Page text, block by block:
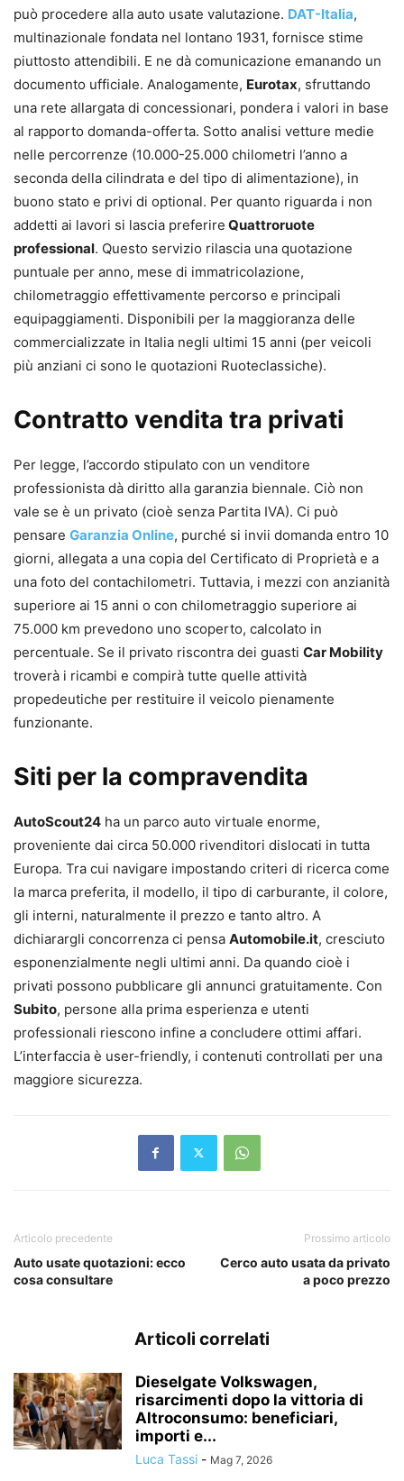
può procedere alla auto usate valutazione. DAT-Italia,
multinazionale fondata nel lontano 1931, fornisce stime
piuttosto attendibili. E ne dà comunicazione emanando un
documento ufficiale. Analogamente, Eurotax, sfruttando
una rete allargata di concessionari, pondera i valori in base
al rapporto domanda-offerta. Sotto analisi vetture medie
nelle percorrenze (10.000-25.000 chilometri l’anno a
seconda della cilindrata e del tipo di alimentazione), in
buono stato e privi di optional. Per quanto riguarda i non
addetti ai lavori si lascia preferire Quattroruote
professional. Questo servizio rilascia una quotazione
puntuale per anno, mese di immatricolazione,
chilometraggio effettivamente percorso e principali
equipaggiamenti. Disponibili per la maggioranza delle
commercializzate in Italia negli ultimi 15 anni (per veicoli
più anziani ci sono le quotazioni Ruoteclassiche).
Contratto vendita tra privati
Per legge, l’accordo stipulato con un venditore
professionista dà diritto alla garanzia biennale. Ciò non
vale se è un privato (cioè senza Partita IVA). Ci può
pensare Garanzia Online, purché si invii domanda entro 10
giorni, allegata a una copia del Certificato di Proprietà e a
una foto del contachilometri. Tuttavia, i mezzi con anzianità
superiore ai 15 anni o con chilometraggio superiore ai
75.000 km prevedono uno scoperto, calcolato in
percentuale. Se il privato riscontra dei guasti Car Mobility
troverà i ricambi e compirà tutte quelle attività
propedeutiche per restituire il veicolo pienamente
funzionante.
Siti per la compravendita
AutoScout24 ha un parco auto virtuale enorme,
proveniente dai circa 50.000 rivenditori dislocati in tutta
Europa. Tra cui navigare impostando criteri di ricerca come
la marca preferita, il modello, il tipo di carburante, il colore,
gli interni, naturalmente il prezzo e tanto altro. A
dichiarargli concorrenza ci pensa Automobile.it, cresciuto
esponenzialmente negli ultimi anni. Da quando cioè i
privati possono pubblicare gli annunci gratuitamente. Con
Subito, persone alla prima esperienza e utenti
professionali riescono infine a concludere ottimi affari.
L’interfaccia è user-friendly, i contenuti controllati per una
maggiore sicurezza.
Articolo precedente
Auto usate quotazioni: ecco
cosa consultare
Prossimo articolo
Cerco auto usata da privato
a poco prezzo
Articoli correlati
Dieselgate Volkswagen,
risarcimenti dopo la vittoria di
Altroconsumo: beneficiari,
importi e...
Luca Tassi - Mag 7, 2026